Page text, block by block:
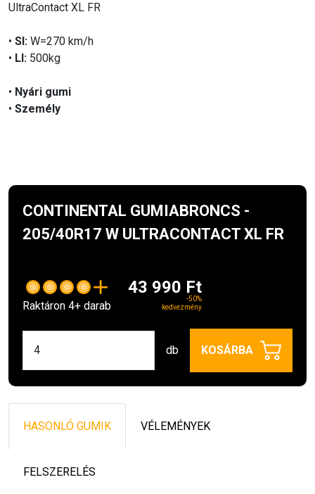
UltraContact XL FR
• SI: W=270 km/h
• LI: 500kg
• Nyári gumi
• Személy
CONTINENTAL GUMIABRONCS -
205/40R17 W ULTRACONTACT XL FR
Raktáron 4+ darab
43 990 Ft
-50%
kedvezmény
db KOSÁRBA
HASONLÓ GUMIK VÉLEMÉNYEK
FELSZERELÉS